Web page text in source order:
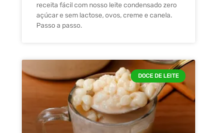
receita fácil com nosso leite condensado zero
açúcar e sem lactose, ovos, creme e canela.
Passo a passo.
DOCE DE LEITE